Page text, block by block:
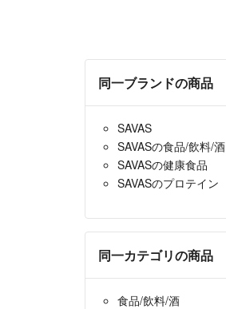
同一ブランドの商品
SAVAS
SAVASの食品/飲料/酒
SAVASの健康食品
SAVASのプロテイン
同一カテゴリの商品
食品/飲料/酒